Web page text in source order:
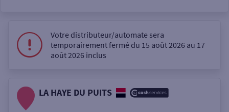
Autour de moi
Ville / Code postal
Votre distributeur/automate sera
temporairement fermé du 15 août 2026 au 17
août 2026 inclus
LA HAYE DU PUITS